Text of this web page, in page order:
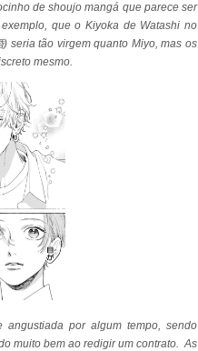
de shoujo mangá que parece ser
que o Kiyoka de Watashi no
) seria tão virgem quanto Miyo, mas os
mesmo.
por algum tempo, sendo
muito bem ao redigir um contrato. As